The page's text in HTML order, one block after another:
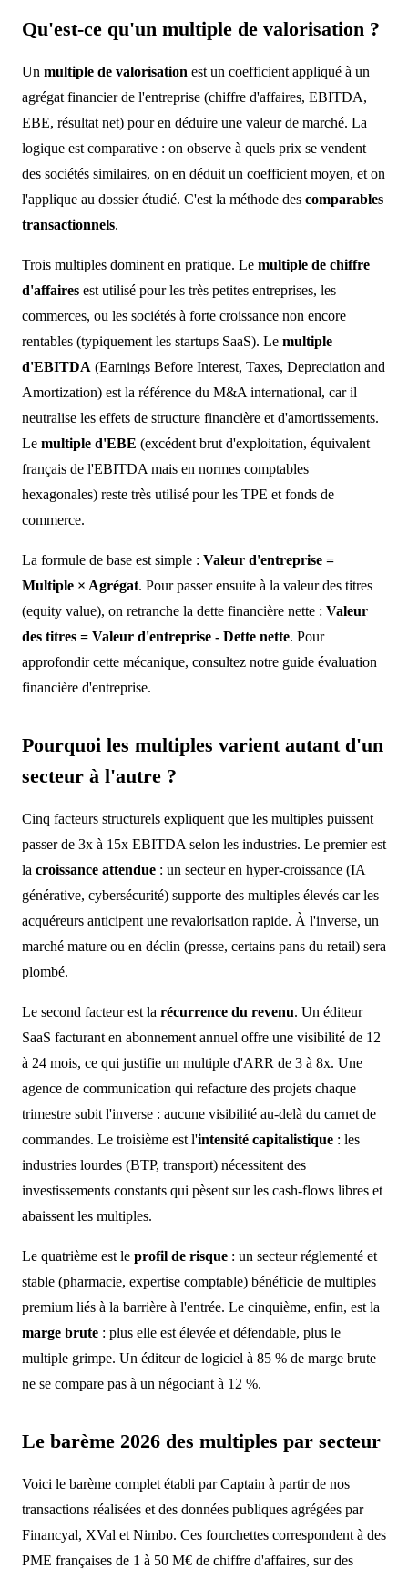
Qu'est-ce qu'un multiple de valorisation ?
Un multiple de valorisation est un coefficient appliqué à un
agrégat financier de l'entreprise (chiffre d'affaires, EBITDA,
EBE, résultat net) pour en déduire une valeur de marché. La
logique est comparative : on observe à quels prix se vendent
des sociétés similaires, on en déduit un coefficient moyen, et on
l'applique au dossier étudié. C'est la méthode des comparables
transactionnels.
Trois multiples dominent en pratique. Le multiple de chiffre
d'affaires est utilisé pour les très petites entreprises, les
commerces, ou les sociétés à forte croissance non encore
rentables (typiquement les startups SaaS). Le multiple
d'EBITDA (Earnings Before Interest, Taxes, Depreciation and
Amortization) est la référence du M&A international, car il
neutralise les effets de structure financière et d'amortissements.
Le multiple d'EBE (excédent brut d'exploitation, équivalent
français de l'EBITDA mais en normes comptables
hexagonales) reste très utilisé pour les TPE et fonds de
commerce.
La formule de base est simple : Valeur d'entreprise =
Multiple × Agrégat. Pour passer ensuite à la valeur des titres
(equity value), on retranche la dette financière nette : Valeur
des titres = Valeur d'entreprise - Dette nette. Pour
approfondir cette mécanique, consultez notre guide évaluation
financière d'entreprise.
Pourquoi les multiples varient autant d'un
secteur à l'autre ?
Cinq facteurs structurels expliquent que les multiples puissent
passer de 3x à 15x EBITDA selon les industries. Le premier est
la croissance attendue : un secteur en hyper-croissance (IA
générative, cybersécurité) supporte des multiples élevés car les
acquéreurs anticipent une revalorisation rapide. À l'inverse, un
marché mature ou en déclin (presse, certains pans du retail) sera
plombé.
Le second facteur est la récurrence du revenu. Un éditeur
SaaS facturant en abonnement annuel offre une visibilité de 12
à 24 mois, ce qui justifie un multiple d'ARR de 3 à 8x. Une
agence de communication qui refacture des projets chaque
trimestre subit l'inverse : aucune visibilité au-delà du carnet de
commandes. Le troisième est l'intensité capitalistique : les
industries lourdes (BTP, transport) nécessitent des
investissements constants qui pèsent sur les cash-flows libres et
abaissent les multiples.
Le quatrième est le profil de risque : un secteur réglementé et
stable (pharmacie, expertise comptable) bénéficie de multiples
premium liés à la barrière à l'entrée. Le cinquième, enfin, est la
marge brute : plus elle est élevée et défendable, plus le
multiple grimpe. Un éditeur de logiciel à 85 % de marge brute
ne se compare pas à un négociant à 12 %.
Le barème 2026 des multiples par secteur
Voici le barème complet établi par Captain à partir de nos
transactions réalisées et des données publiques agrégées par
Financyal, XVal et Nimbo. Ces fourchettes correspondent à des
PME françaises de 1 à 50 M€ de chiffre d'affaires, sur des